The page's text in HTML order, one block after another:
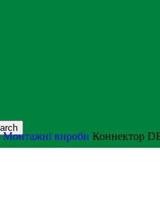
Монтажні вироби Коннектор